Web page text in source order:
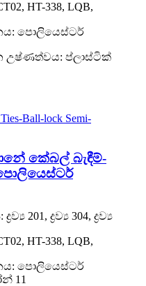
HT-338, LQB,
පොලියෙස්ටර්
උෂ්ණත්වය: ප්ලාස්ටික්
කේබල් බැඳීම්-
201, ද්‍රව්‍ය 304, ද්‍රව්‍ය
HT-338, LQB,
පොලියෙස්ටර්
11